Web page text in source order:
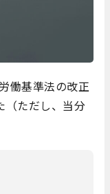
働基準法の改正
（ただし、当分